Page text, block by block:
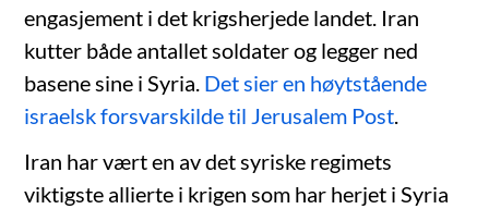
engasjement i det krigsherjede landet. Iran
kutter både antallet soldater og legger ned
basene sine i Syria. Det sier en høytstående
israelsk forsvarskilde til Jerusalem Post.
Iran har vært en av det syriske regimets
viktigste allierte i krigen som har herjet i Syria